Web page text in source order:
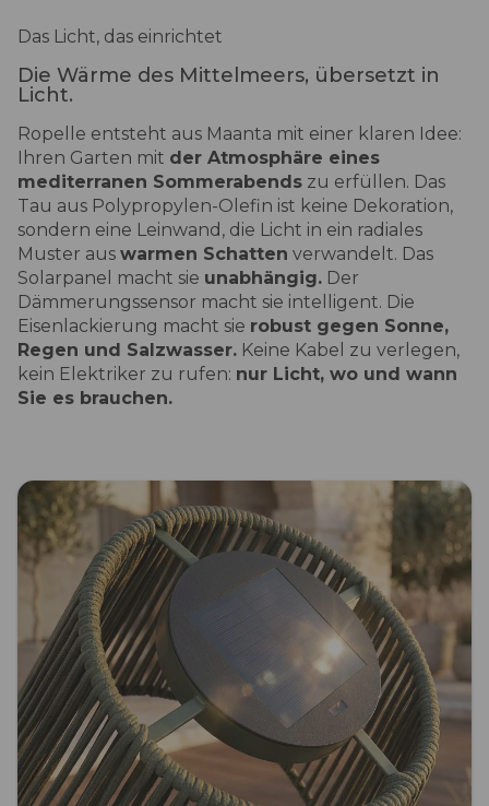
Das Licht, das einrichtet
Die Wärme des Mittelmeers, übersetzt in
Licht.
Ropelle entsteht aus Maanta mit einer klaren Idee:
Ihren Garten mit der Atmosphäre eines
mediterranen Sommerabends zu erfüllen. Das
Tau aus Polypropylen-Olefin ist keine Dekoration,
sondern eine Leinwand, die Licht in ein radiales
Muster aus warmen Schatten verwandelt. Das
Solarpanel macht sie unabhängig. Der
Dämmerungssensor macht sie intelligent. Die
Eisenlackierung macht sie robust gegen Sonne,
Regen und Salzwasser. Keine Kabel zu verlegen,
kein Elektriker zu rufen: nur Licht, wo und wann
Sie es brauchen.